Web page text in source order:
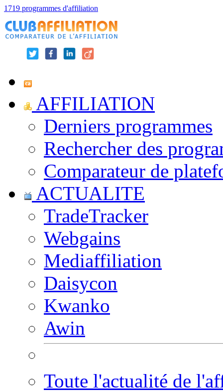
1719 programmes d'affiliation
AFFILIATION
Derniers programmes
Rechercher des
Comparateur de
ACTUALITE
TradeTracker
Webgains
Mediaffiliation
Daisycon
Kwanko
Awin
Toute l'actualité de